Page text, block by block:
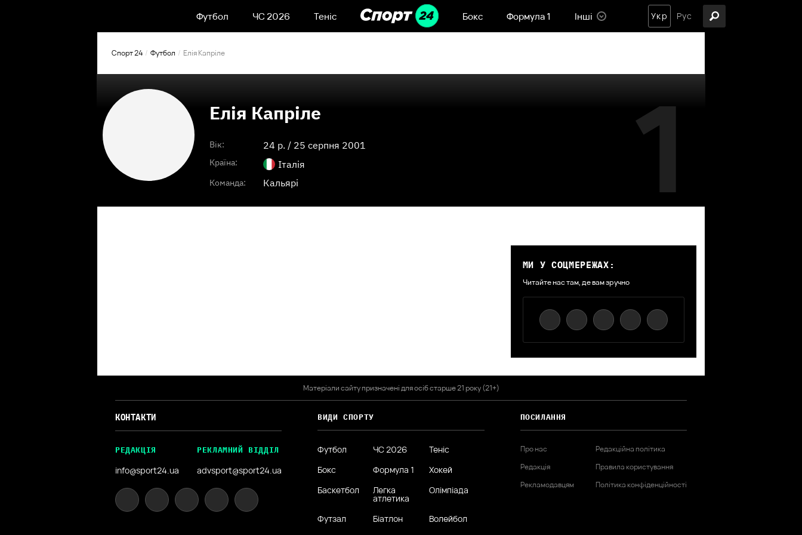
Футбол ЧС 2026 Теніс Бокс Формула 1 Інші Укр Рус
Спорт 24 Футбол Елія Капріле
Елія Капріле
Вік: 24 p. / 25 серпня 2001
Країна: Італія
Команда: Кальярі 1
МИ У СОЦМЕРЕЖАХ:
Читайте нас там, де вам зручно
Матеріали сайту призначені для осіб старше 21 року (21+)
КОНТАКТИ
РЕДАКЦІЯ
info@sport24.ua
РЕКЛАМНИЙ ВІДДІЛ
advsport@sport24.ua
ВИДИ СПОРТУ
Футбол ЧС 2026
Теніс
Бокс
Формула 1
Хокей
Баскетбол
Легка
атлетика
Олімпіада
Футзал Біатлон
Волейбол
ПОСИЛАННЯ
Про нас
Редакція
Рекламодавцям
Редакційна політика
Правила користування
Політика конфіденційності